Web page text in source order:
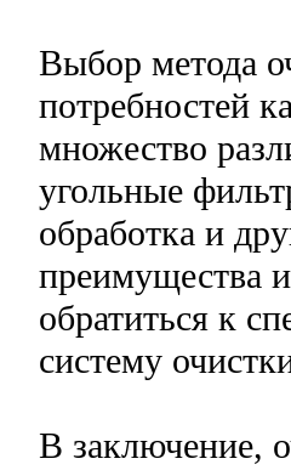
Выбор метода
потребностей
множество
угольные
обработка и
преимущества
обратиться к
систему
В заключение,